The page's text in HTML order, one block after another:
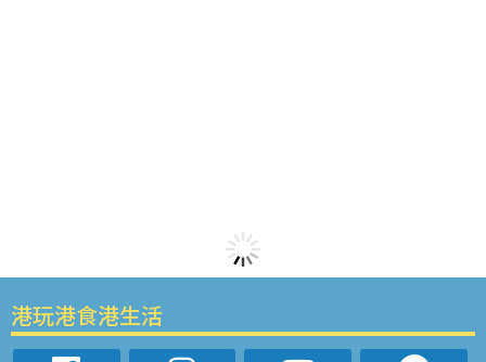
港玩港食港生活